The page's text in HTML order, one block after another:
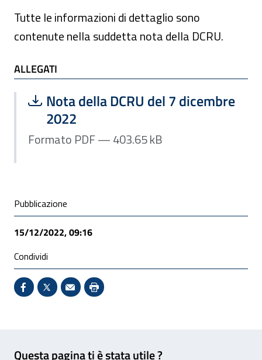
Tutte le informazioni di dettaglio sono
contenute nella suddetta nota della DCRU.
ALLEGATI
ALLEGATI
Scarica file:
Nota della DCRU del 7 dicembre
2022
Formato PDF — Dimensione 403.65 kB
Formato PDF — 403.65 kB
Condivisione social
Pubblicazione
15/12/2022, 09:16
Condividi
Condividi su Facebook - Sito esterno - Apertura in
X - Sito esterno - Apertura in nuova finestra
Invio Mail: apre il programma di posta
Stampa pagina: scelta meno
Questa pagina ti è stata utile ?